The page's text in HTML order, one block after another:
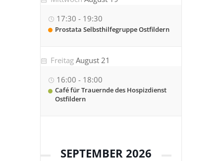
17:30 - 19:30
Prostata Selbsthilfegruppe Ostfildern
Freitag August 21
16:00 - 18:00
Café für Trauernde des Hospizdienst
Ostfildern
SEPTEMBER 2026